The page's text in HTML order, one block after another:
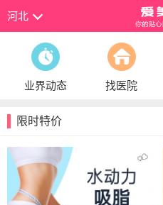
河北
业界动态 找医院
限时特价